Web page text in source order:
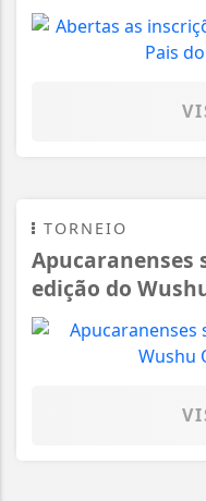
TORNEIO
Apucaranenses
edição do